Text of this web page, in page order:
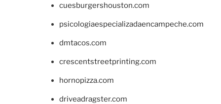
cuesburgershouston.com
psicologiaespecializadaencampeche.com
dmtacos.com
crescentstreetprinting.com
hornopizza.com
driveadragster.com